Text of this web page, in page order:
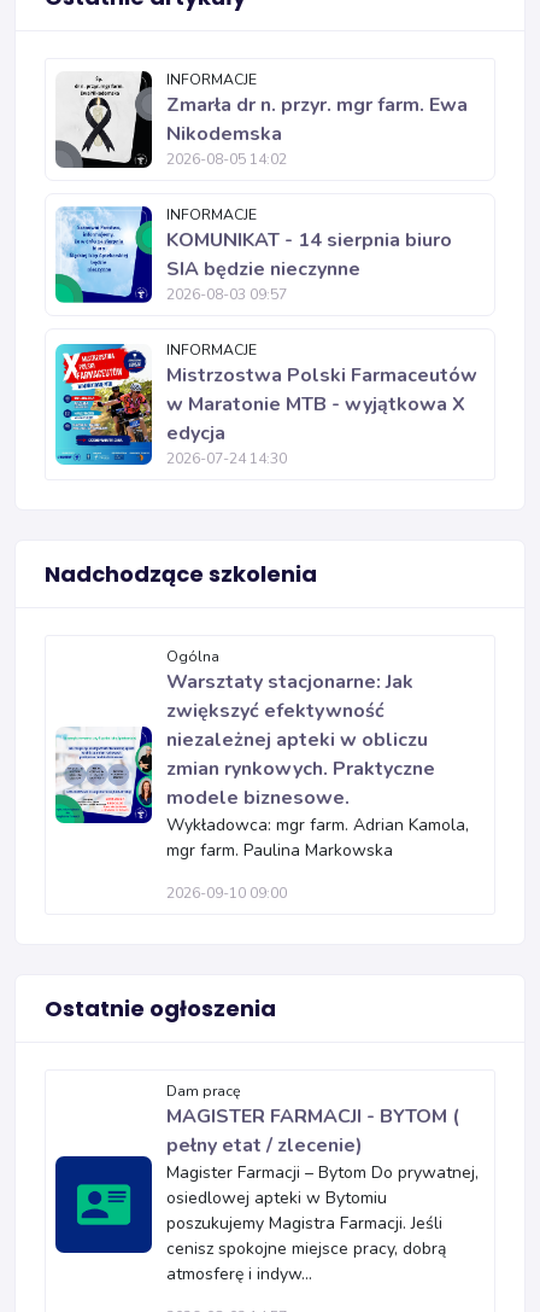
INFORMACJE
Zmarła dr n. przyr. mgr farm. Ewa
Nikodemska
2026-08-05 14:02
INFORMACJE
KOMUNIKAT - 14 sierpnia biuro
SIA będzie nieczynne
2026-08-03 09:57
INFORMACJE
Mistrzostwa Polski Farmaceutów
w Maratonie MTB - wyjątkowa X
edycja
2026-07-24 14:30
Nadchodzące szkolenia
Ogólna
Warsztaty stacjonarne: Jak
zwiększyć efektywność
niezależnej apteki w obliczu
zmian rynkowych. Praktyczne
modele biznesowe.
Wykładowca: mgr farm. Adrian Kamola,
mgr farm. Paulina Markowska
2026-09-10 09:00
Ostatnie ogłoszenia
Dam pracę
MAGISTER FARMACJI - BYTOM (
pełny etat / zlecenie)
Magister Farmacji – Bytom Do prywatnej,
osiedlowej apteki w Bytomiu
poszukujemy Magistra Farmacji. Jeśli
cenisz spokojne miejsce pracy, dobrą
atmosferę i indyw...